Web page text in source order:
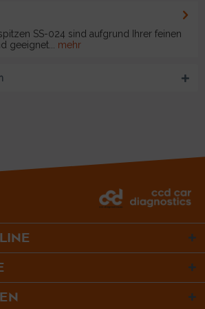
SS-024 sind aufgrund Ihrer feinen
geeignet...
mehr